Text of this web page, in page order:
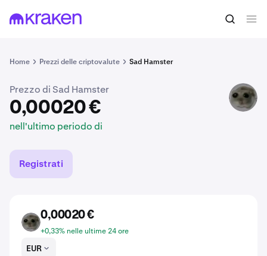
Home Prezzi delle criptovalute Sad Hamster
0,00020 € Acquista HAMMY
Prezzo di Sad Hamster
0,00020 €
nell'ultimo periodo di
HAMMY
Registrati
HAMMY
0,00020 €
+0,33% nelle ultime 24 ore
EUR